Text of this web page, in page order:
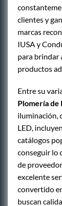
clientes y
marcas
IUSA y
para brindar
productos
Entre su
Plomería de
iluminación,
LED,
catálogos
conseguir lo
de
excelente
convertido
buscan